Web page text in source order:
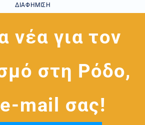
ΔΙΑΦΉΜΙΣΗ
νέα για τον
στη Ρόδο,
mail σας!